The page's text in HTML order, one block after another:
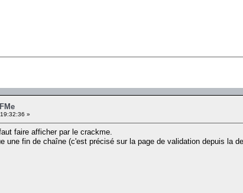
»
faire afficher par le crackme.
une fin de chaîne (c'est précisé sur la page de validation depuis la